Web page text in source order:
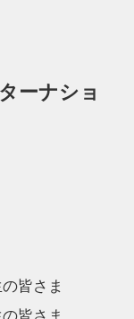
ーナショ
皆さま